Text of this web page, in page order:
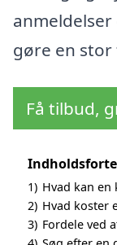
gøre en
Få tilbud,
1) Hvad kan en
2) Hvad koster
3) Fordele ved